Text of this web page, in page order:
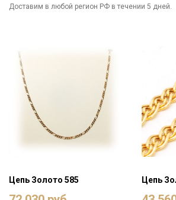
Доставим в любой регион РФ в течении 5 дней.
Цепь Золото 585 Цепь